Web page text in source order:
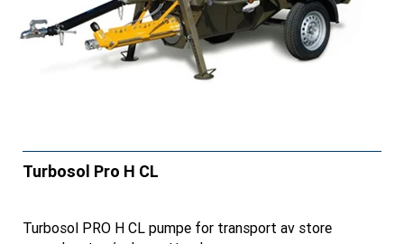
Turbosol Pro H CL
Turbosol PRO H CL pumpe for transport av store